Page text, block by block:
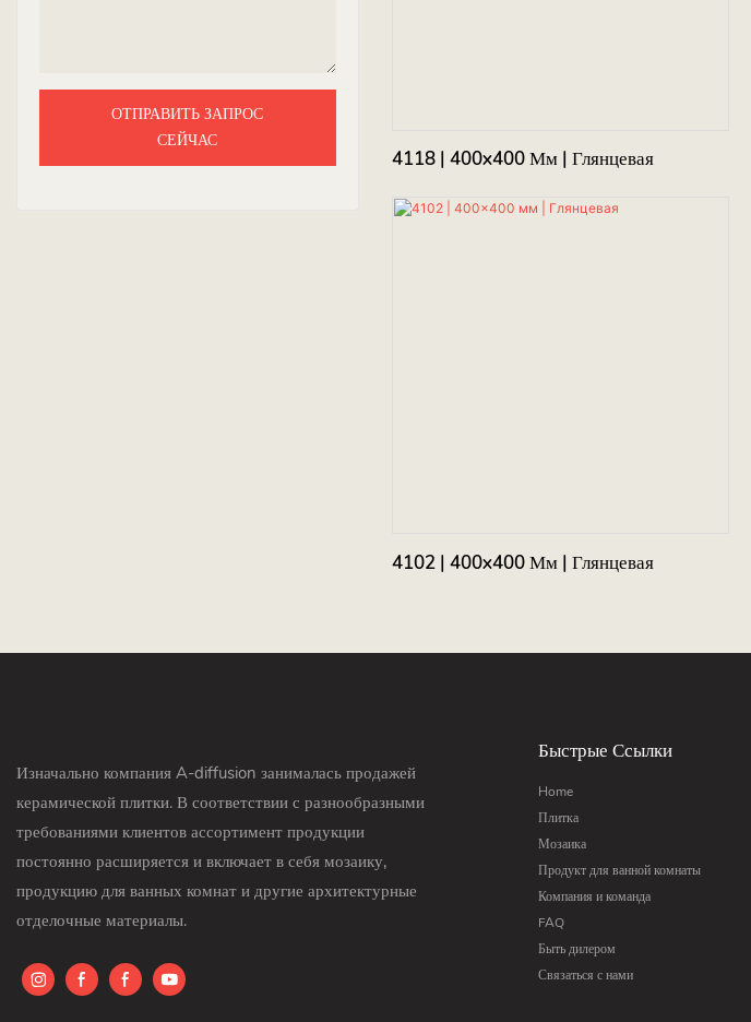
ОТПРАВИТЬ ЗАПРОС
СЕЙЧАС
4118 | 400x400 Мм | Глянцевая
4102 | 400x400 Мм | Глянцевая
Изначально компания A-diffusion занималась продажей
керамической плитки. В соответствии с разнообразными
требованиями клиентов ассортимент продукции
постоянно расширяется и включает в себя мозаику,
продукцию для ванных комнат и другие архитектурные
отделочные материалы.
Быстрые Ссылки
Home
Плитка
Мозаика
Продукт для ванной комнаты
Компания и команда
FAQ
Быть дилером
Связаться с нами